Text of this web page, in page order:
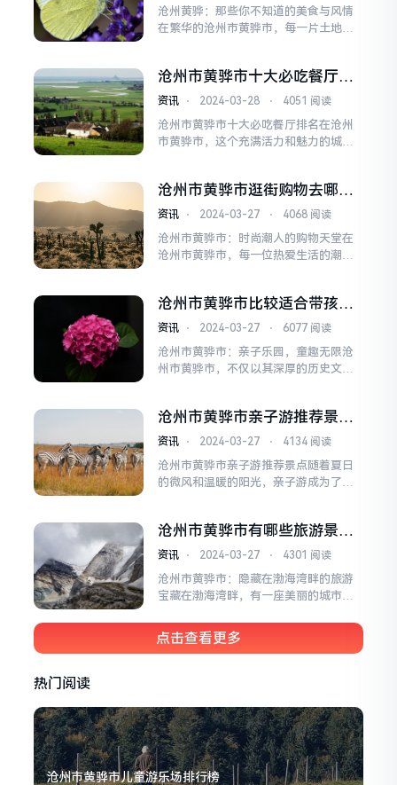
和刺激，等待着你去发现。一、美食天
堂：味蕾的狂欢盛宴黄骅...
沧州黄骅：那些你不知道的美食与风情
在繁华的沧州市黄骅市，每一片土地都
中，创造出许多令人回味无穷的特产。
今天，就让我们一起走进黄骅，探索那
的十大特产排行榜。第一名：黄骅冬枣
黄骅冬枣，作为黄骅市的...
沧州市黄骅市十大必吃餐厅排
名
资讯 ⋅ 2024-03-28 ⋅ 4051 阅读
沧州市黄骅市十大必吃餐厅排名在沧州
市黄骅市，这个充满活力和魅力的城
特、环境优雅、服务上乘的餐厅？今
天，就让我为你们揭晓黄骅市十大必吃
魅力！第一名：福满楼海鲜火锅福满楼
海鲜火锅以其新鲜的海鲜和独...
沧州市黄骅市逛街购物去哪比
较好?
资讯 ⋅ 2024-03-27 ⋅ 4068 阅读
沧州市黄骅市：时尚潮人的购物天堂在
沧州市黄骅市，每一位热爱生活的潮人
潮流资讯和独特的文化氛围，让每一位
来访者都能感受到这座城市独特的魅
购物中心，无疑是潮流的聚集地。在这
里，国际大牌与本土设计师...
沧州市黄骅市比较适合带孩子
玩的地方
资讯 ⋅ 2024-03-27 ⋅ 6077 阅读
沧州市黄骅市：亲子乐园，童趣无限沧
州市黄骅市，不仅以其深厚的历史文化
里不仅有美丽的自然景观，还有众多适
合孩子游玩的场所，让孩子们在欢乐中
一、黄骅海滨公园黄骅海滨公园是沧州
市黄骅市的一大亮点，这...
沧州市黄骅市亲子游推荐景
点？
资讯 ⋅ 2024-03-27 ⋅ 4134 阅读
沧州市黄骅市亲子游推荐景点随着夏日
的微风和温暖的阳光，亲子游成为了许
自然风光和丰富的历史文化，成为了亲
子游的热门目的地。今天，就让我们一
游景点吧！一、南海公园南海公园是黄
骅市的一颗璀璨明珠，拥...
沧州市黄骅市有哪些旅游景
点？
资讯 ⋅ 2024-03-27 ⋅ 4301 阅读
沧州市黄骅市：隐藏在渤海湾畔的旅游
宝藏在渤海湾畔，有一座美丽的城市，
这座城市虽然低调，但却隐藏着许多令
人惊艳的旅游景点。今天，就让我们一
是河北省内最大的滨海湿...
点击查看更多
热门阅读
沧州市黄骅市儿童游乐场排行榜